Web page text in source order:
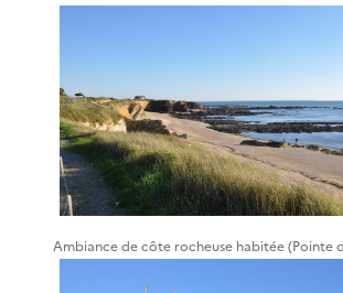
Ambiance de côte rocheuse habitée (Pointe